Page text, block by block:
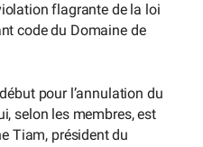
flagrante de la loi
code du Domaine de
pour l’annulation du
selon les membres, est
Tiam, président du